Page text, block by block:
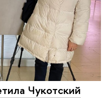
Чукотский